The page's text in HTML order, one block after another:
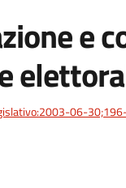
e
06-